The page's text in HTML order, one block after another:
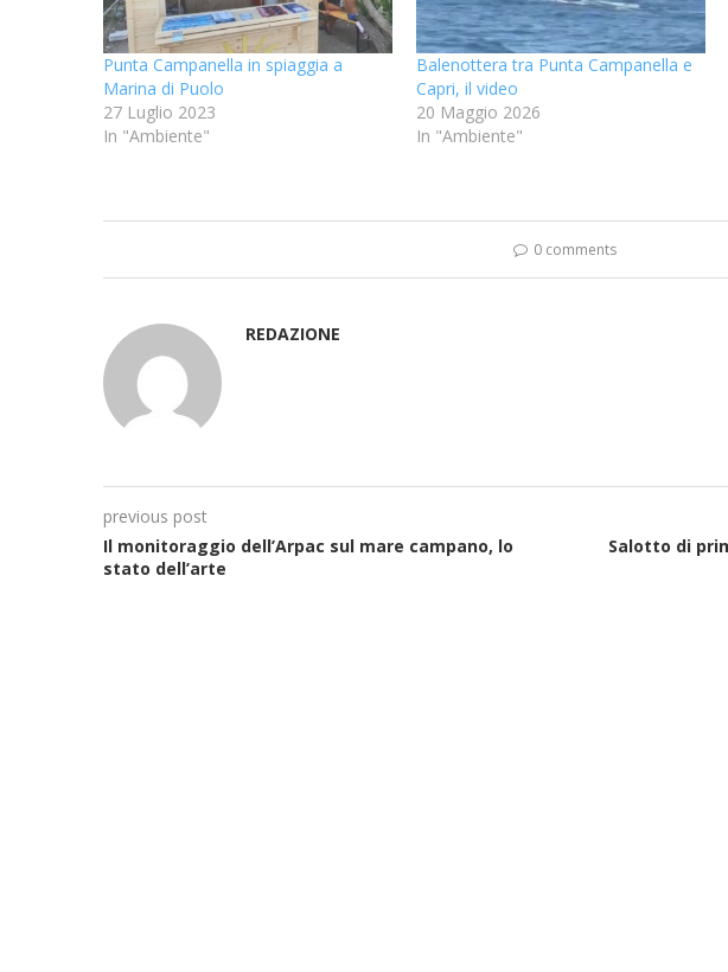
Punta Campanella in spiaggia a
Marina di Puolo
27 Luglio 2023
In "Ambiente"
Balenottera tra Punta Campanella e
Capri, il video
20 Maggio 2026
In "Ambiente"
0 comments
REDAZIONE
previous post
Il monitoraggio dell’Arpac sul mare campano, lo
stato dell’arte
Salotto di